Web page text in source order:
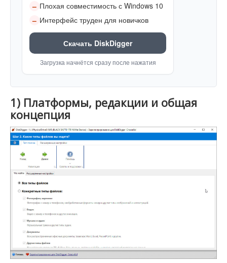
– Плохая совместимость с Windows 10
– Интерфейс труден для новичков
Скачать DiskDigger
Загрузка начнётся сразу после нажатия
1) Платформы, редакции и общая
концепция